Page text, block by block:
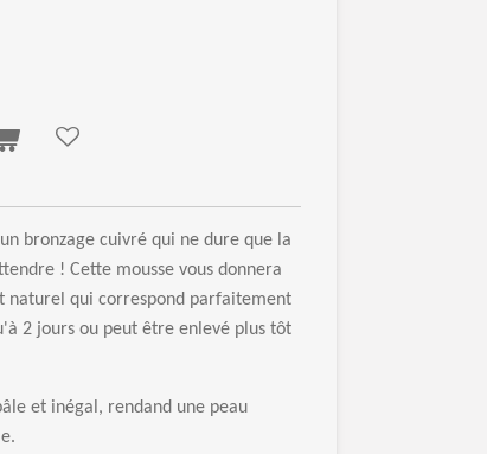
bronzage cuivré qui ne dure que la
! Cette mousse vous donnera
naturel qui correspond parfaitement
2 jours ou peut être enlevé plus tôt
et inégal, rendand une peau